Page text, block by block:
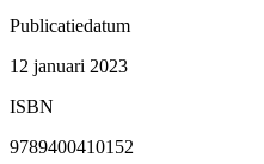
Publicatiedatum
12 januari 2023
ISBN
9789400410152